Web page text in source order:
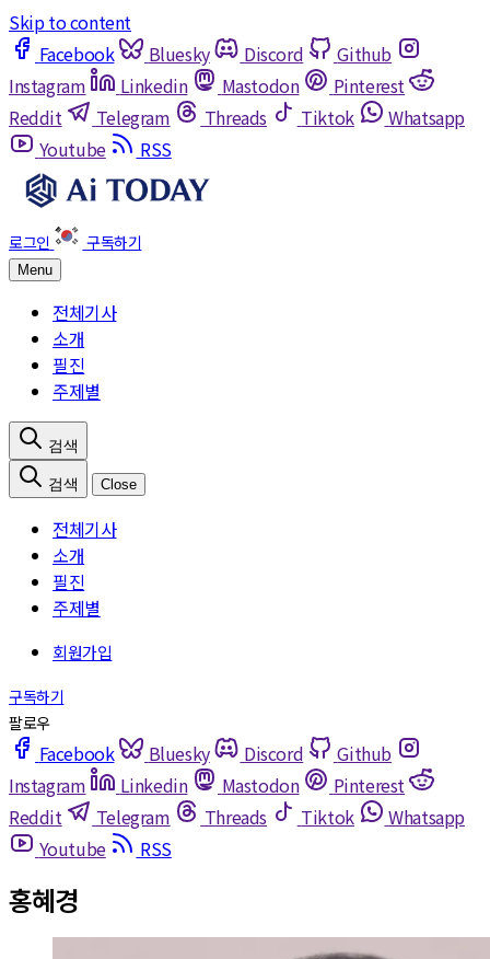
Skip to content
Facebook
Bluesky Discord
Github
Instagram
Linkedin Mastodon
Pinterest
Reddit
Telegram Threads Tiktok
Whatsapp
Youtube
RSS
Menu
전체기사
소개
필진
주제별
Close
전체기사
소개
필진
주제별
Facebook Bluesky Discord
Github
Instagram
Linkedin Mastodon
Pinterest
Reddit
Telegram Threads Tiktok
Whatsapp
Youtube
RSS
홍혜경